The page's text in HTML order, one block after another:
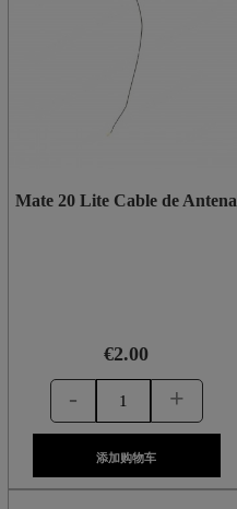
Mate 20 Lite Cable de Antena
€2.00
- +
添加购物车